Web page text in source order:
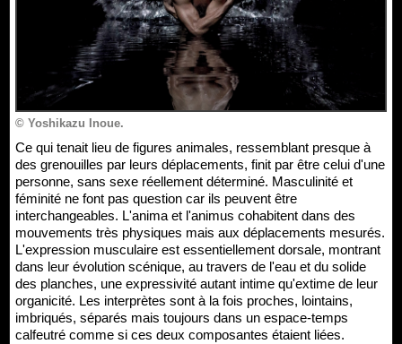
© Yoshikazu Inoue.
Ce qui tenait lieu de figures animales, ressemblant presque à
des grenouilles par leurs déplacements, finit par être celui d'une
personne, sans sexe réellement déterminé. Masculinité et
féminité ne font pas question car ils peuvent être
interchangeables. L'anima et l'animus cohabitent dans des
mouvements très physiques mais aux déplacements mesurés.
L'expression musculaire est essentiellement dorsale, montrant
dans leur évolution scénique, au travers de l'eau et du solide
des planches, une expressivité autant intime qu'extime de leur
organicité. Les interprètes sont à la fois proches, lointains,
imbriqués, séparés mais toujours dans un espace-temps
calfeutré comme si ces deux composantes étaient liées.